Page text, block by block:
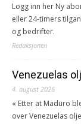
Logg inn her Ny
eller 24-timers
og bedrifter.
Redaksjonen
Venezuelas
4. august 2026
« Etter at Maduro
over Venezuelas